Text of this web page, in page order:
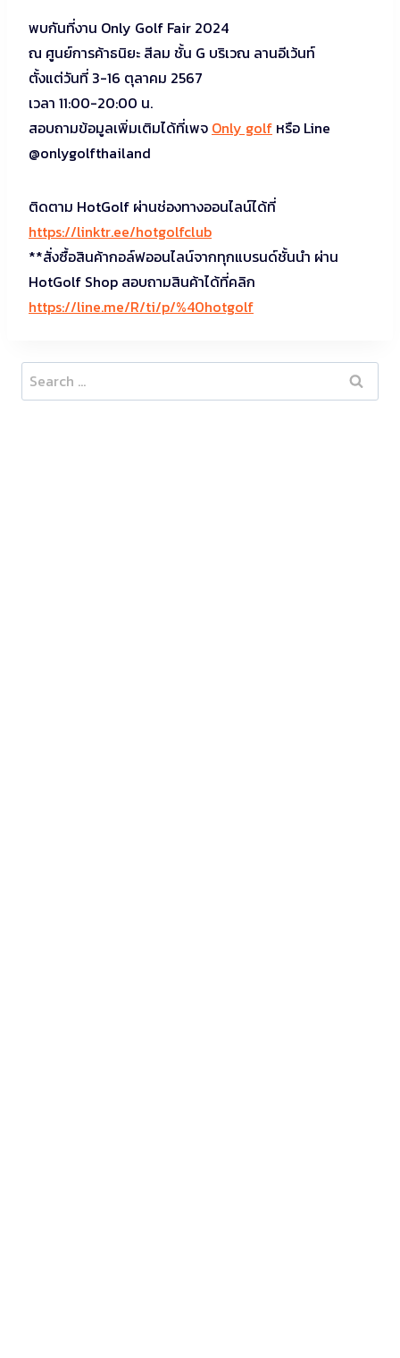
พบกันที่งาน Only Golf Fair 2024
ณ ศูนย์การค้าธนิยะ สีลม ชั้น G บริเวณ ลานอีเว้นท์
ตั้งแต่วันที่ 3-16 ตุลาคม 2567
เวลา 11:00-20:00 น.
สอบถามข้อมูลเพิ่มเติมได้ที่เพจ Only golf หรือ Line
@onlygolfthailand
ติดตาม HotGolf ผ่านช่องทางออนไลน์ได้ที่
https://linktr.ee/hotgolfclub
**สั่งซื้อสินค้ากอล์ฟออนไลน์จากทุกแบรนด์ชั้นนำ ผ่าน
HotGolf Shop สอบถามสินค้าได้ที่คลิก
https://line.me/R/ti/p/%40hotgolf
Search
for: